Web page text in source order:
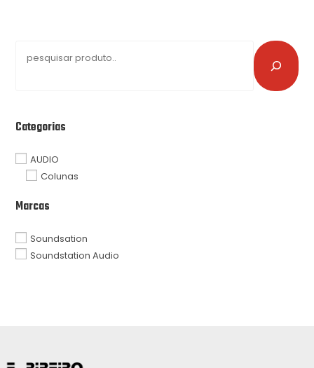
Categorias
AUDIO
Colunas
Marcas
Soundsation
Soundstation Audio